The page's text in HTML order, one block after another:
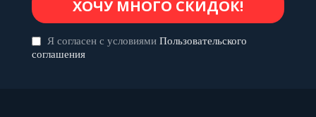
указанием индивидуального номера, по которому можно
рулона бильярдного сукна (надпись проявляется только под
Я согласен с условиями Пользовательского
соглашения